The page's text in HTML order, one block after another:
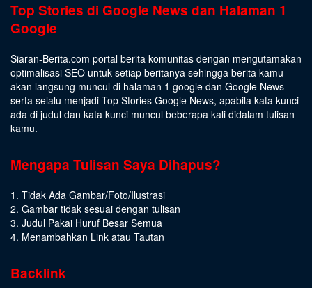
Top Stories di Google News dan Halaman 1
Google
Siaran-Berita.com portal berita komunitas dengan mengutamakan
optimalisasi SEO untuk setiap beritanya sehingga berita kamu
akan langsung muncul di halaman 1 google dan Google News
serta selalu menjadi Top Stories Google News, apabila kata kunci
ada di judul dan kata kunci muncul beberapa kali didalam tulisan
kamu.
Mengapa Tulisan Saya Dihapus?
1. Tidak Ada Gambar/Foto/Ilustrasi
2. Gambar tidak sesuai dengan tulisan
3. Judul Pakai Huruf Besar Semua
4. Menambahkan Link atau Tautan
Backlink